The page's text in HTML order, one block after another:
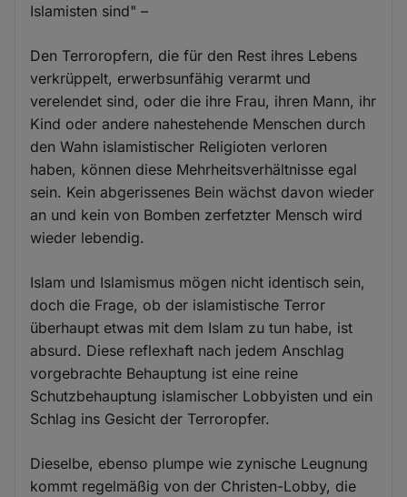
Islamisten sind" –
Den Terroropfern, die für den Rest ihres Lebens
verkrüppelt, erwerbsunfähig verarmt und
verelendet sind, oder die ihre Frau, ihren Mann, ihr
Kind oder andere nahestehende Menschen durch
den Wahn islamistischer Religioten verloren
haben, können diese Mehrheitsverhältnisse egal
sein. Kein abgerissenes Bein wächst davon wieder
an und kein von Bomben zerfetzter Mensch wird
wieder lebendig.
Islam und Islamismus mögen nicht identisch sein,
doch die Frage, ob der islamistische Terror
überhaupt etwas mit dem Islam zu tun habe, ist
absurd. Diese reflexhaft nach jedem Anschlag
vorgebrachte Behauptung ist eine reine
Schutzbehauptung islamischer Lobbyisten und ein
Schlag ins Gesicht der Terroropfer.
Dieselbe, ebenso plumpe wie zynische Leugnung
kommt regelmäßig von der Christen-Lobby, die